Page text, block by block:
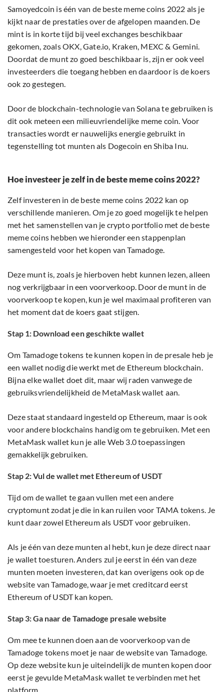
Samoyedcoin is één van de beste meme coins 2022 als je
kijkt naar de prestaties over de afgelopen maanden. De
mint is in korte tijd bij veel exchanges beschikbaar
gekomen, zoals OKX, Gate.io, Kraken, MEXC & Gemini.
Doordat de munt zo goed beschikbaar is, zijn er ook veel
investeerders die toegang hebben en daardoor is de koers
ook zo gestegen.
Door de blockchain-technologie van Solana te gebruiken is
dit ook meteen een milieuvriendelijke meme coin. Voor
transacties wordt er nauwelijks energie gebruikt in
tegenstelling tot munten als Dogecoin en Shiba Inu.
Hoe investeer je zelf in de beste meme coins 2022?
Zelf investeren in de beste meme coins 2022 kan op
verschillende manieren. Om je zo goed mogelijk te helpen
met het samenstellen van je crypto portfolio met de beste
meme coins hebben we hieronder een stappenplan
samengesteld voor het kopen van Tamadoge.
Deze munt is, zoals je hierboven hebt kunnen lezen, alleen
nog verkrijgbaar in een voorverkoop. Door de munt in de
voorverkoop te kopen, kun je wel maximaal profiteren van
het moment dat de koers gaat stijgen.
Stap 1: Download een geschikte wallet
Om Tamadoge tokens te kunnen kopen in de presale heb je
een wallet nodig die werkt met de Ethereum blockchain.
Bijna elke wallet doet dit, maar wij raden vanwege de
gebruiksvriendelijkheid de MetaMask wallet aan.
Deze staat standaard ingesteld op Ethereum, maar is ook
voor andere blockchains handig om te gebruiken. Met een
MetaMask wallet kun je alle Web 3.0 toepassingen
gemakkelijk gebruiken.
Stap 2: Vul de wallet met Ethereum of USDT
Tijd om de wallet te gaan vullen met een andere
cryptomunt zodat je die in kan ruilen voor TAMA tokens. Je
kunt daar zowel Ethereum als USDT voor gebruiken.
Als je één van deze munten al hebt, kun je deze direct naar
je wallet toesturen. Anders zul je eerst in één van deze
munten moeten investeren, dat kan overigens ook op de
website van Tamadoge, waar je met creditcard eerst
Ethereum of USDT kan kopen.
Stap 3: Ga naar de Tamadoge presale website
Om mee te kunnen doen aan de voorverkoop van de
Tamadoge tokens moet je naar de website van Tamadoge.
Op deze website kun je uiteindelijk de munten kopen door
eerst je gevulde MetaMask wallet te verbinden met het
platform.